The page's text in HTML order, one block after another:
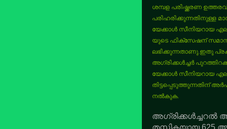
ശമ്പള പരിഷ്ക്കരണ
പരിഹരിക്കുന്നതിനുള്ള
യേക്കാൾ സീനിയറായ
യുടെ ഫിക്സേഷന്
ലഭിക്കുന്നതാണു.ഇതു
അഗ്രിക്കൾച്ചർ
യേക്കാൾ സീനിയറായ
തിട്ടപ്പെടുത്തുന്നതിന്
നൽകുക.
അഗ്രിക്കൾച്ചറൽ
തസ്തികയായ 625